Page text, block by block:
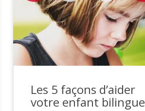
Les 5 façons d’aider
votre enfant bilingue